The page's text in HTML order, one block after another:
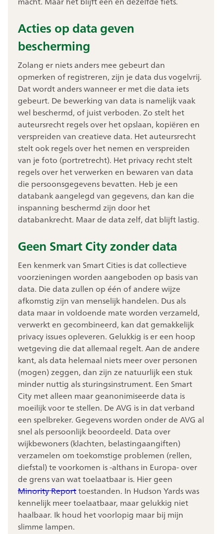
Acties op data geven
bescherming
Zolang er niets anders mee gebeurt dan
opmerken of registreren, zijn je data dus vogelvrij.
Dat wordt anders wanneer er met die data iets
gebeurt. De bewerking van data is namelijk vaak
wel beschermd, of juist verboden. Zo stelt het
auteursrecht regels over het opslaan, kopiëren en
verspreiden van creatieve data. Het auteursrecht
stelt ook regels over het nemen en verspreiden
van je foto (portretrecht). Het privacy recht stelt
regels over het verwerken en bewaren van data
die persoonsgegevens bevatten. Heb je een
databank aangelegd van gegevens, dan kan die
inspanning beschermd zijn door het
databankrecht. Maar de data zelf, dat blijft lastig.
Geen Smart City zonder data
Een kenmerk van Smart Cities is dat collectieve
voorzieningen worden aangeboden op basis van
data. Die data zullen op één of andere wijze
afkomstig zijn van menselijk handelen. Dus als
data maar in voldoende mate worden verzameld,
verwerkt en gecombineerd, kan dat gemakkelijk
privacy issues opleveren. Gelukkig is er een hoop
wetgeving die dat allemaal regelt. Aan de andere
kant, als data helemaal niets meer over personen
(mogen) zeggen, dan zijn ze natuurlijk een stuk
minder nuttig als sturingsinstrument. Een Smart
City met alleen maar geanonimiseerde data is
moeilijk voor te stellen. De AVG is in dat verband
een spelbreker. Gegevens worden onder de AVG al
snel als persoonlijk beoordeeld. Data over
wijkbewoners (klachten, belastingaangiften)
verzamelen om toekomstige problemen (rellen,
diefstal) te voorkomen is -althans in Europa- over
de grens van wat toelaatbaar is. Hier geen
Minority Reporttoestanden. In Hudson Yards was
kennelijk meer toelaatbaar, maar gelukkig niet
haalbaar. Ik houd het voorlopig maar bij mijn
slimme lampen.